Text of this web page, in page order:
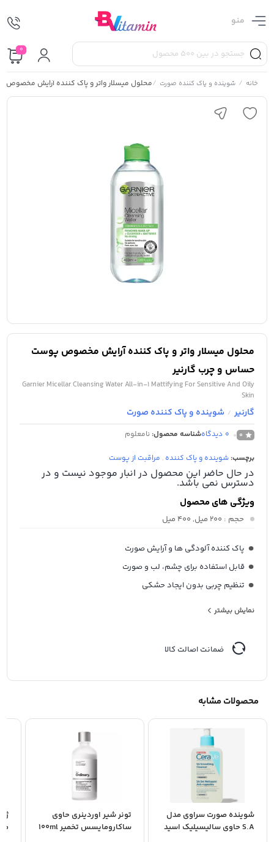
منو
0
خانه / شوینده و پاک کننده صورت /محلول میسلار واتر و پاک کننده آرایش
محلول میسلار واتر و پاک کننده آرایش مخصوص پوست
حساس و چرب گارنیر
Garnier Micellar Cleansing Water All-in-1 Mattifying For Sensitive And Oily
Skin
گارنیر / شوینده و پاک کننده صورت
0
0 دیدگاهشناسه محصول:نامعلوم
برچسب: شوینده و پاک کننده , مراقبت از پوست
در حال حاضر این محصول در انبار موجود نیست و در
دسترس نمی باشد.
ویژگی های محصول
حجم : 200 میل, 400 میل
پاک کننده آلودگی ها و آرایش صورت
قابل استفاده برای چشم، لب و صورت
تنظیم چربی بدون ایجاد حشکی
مخصوص پوست های چرب، مختلط و پوست های حساس
نمایش بیشتر
ضمانت اصالت کالا
محصولات مشابه
شوینده صورت سراوی مدل
S.A حاوی سالیسیلیک اسید
تونر شیر اوردینری حاوی
ساکارومایسس تخمیر 100ml